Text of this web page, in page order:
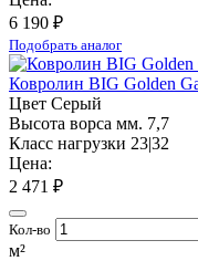
6 190 ₽
Подобрать аналог
Ковролин BIG Golden
Цвет Серый
Высота ворса мм. 7,7
Класс нагрузки 23|32
Цена:
2 471 ₽
Кол-во
м²